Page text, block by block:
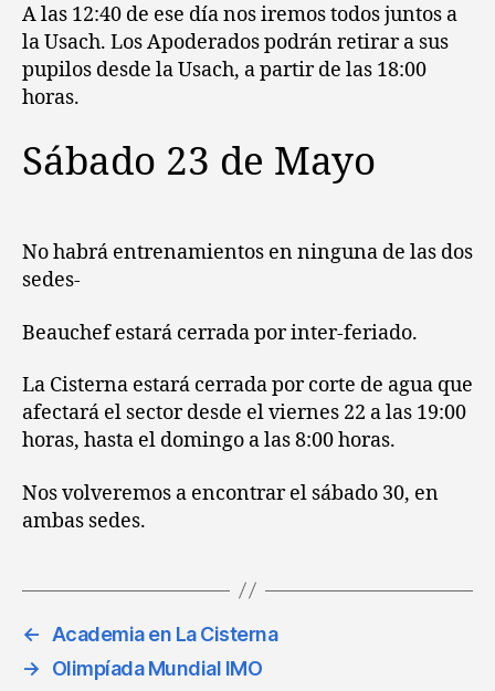
A las 12:40 de ese día nos iremos todos juntos a
la Usach. Los Apoderados podrán retirar a sus
pupilos desde la Usach, a partir de las 18:00
horas.
Sábado 23 de Mayo
No habrá entrenamientos en ninguna de las dos
sedes-
Beauchef estará cerrada por inter-feriado.
La Cisterna estará cerrada por corte de agua que
afectará el sector desde el viernes 22 a las 19:00
horas, hasta el domingo a las 8:00 horas.
Nos volveremos a encontrar el sábado 30, en
ambas sedes.
←
Academia en La Cisterna
→
Olimpíada Mundial IMO